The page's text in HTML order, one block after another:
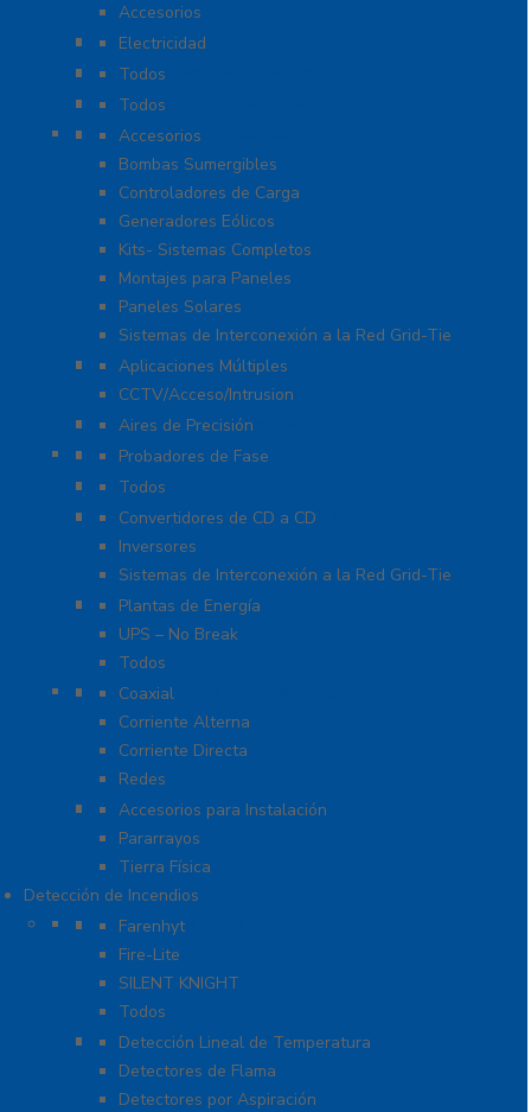
Accesorios
Cables
Electricidad
Cargadores de Baterías
Todos
Lámparas de Emergencia
Todos
Energía Solar y Eólica
Accesorios
Bombas Sumergibles
Controladores de Carga
Generadores Eólicos
Kits- Sistemas Completos
Montajes para Paneles
Paneles Solares
Sistemas de Interconexión a la Red Grid-Tie
Fuentes de Poder
Aplicaciones Múltiples
CCTV/Acceso/Intrusion
Sistemas de Enfriamiento
Aires de Precisión
Herramientas
Probadores de Fase
Iluminación LED
Todos
Inversores y Convertidores
Convertidores de CD a CD
Inversores
Sistemas de Interconexión a la Red Grid-Tie
UPS / Respaldo
Plantas de Energía
UPS – No Break
Todos
Protección contra Descargas
Coaxial
Corriente Alterna
Corriente Directa
Redes
Tierra Física y Pararrayos
Accesorios para Instalación
Pararrayos
Tierra Física
Detección de Incendios
Accesorios y Dispositivos Direccionables
Farenhyt
Fire-Lite
SILENT KNIGHT
Todos
Aplicaciones Especiales
Detección Lineal de Temperatura
Detectores de Flama
Detectores por Aspiración